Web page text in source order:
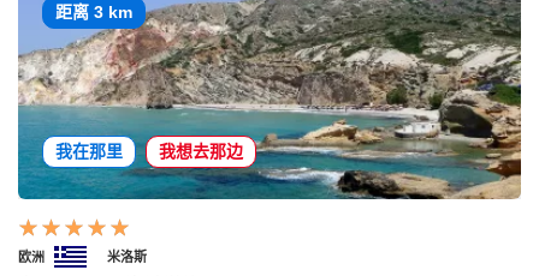
距离 3 km
我在那里 我想去那边
欧洲 米洛斯